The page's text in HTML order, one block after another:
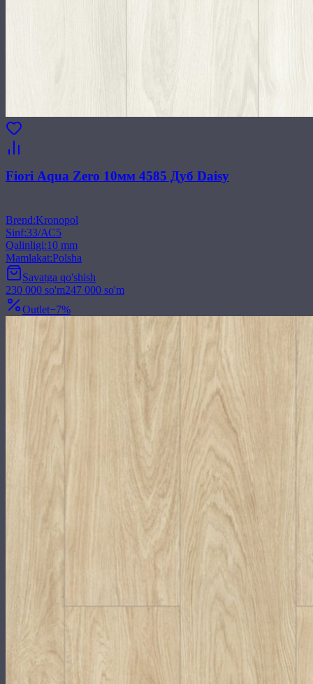
Fiori Aqua Zero 10мм 4585 Дуб Daisy
Brend:Kronopol
Sinf:33/АС5
Qalinligi:10 mm
Mamlakat:Polsha
Savatga qo'shish
230 000 so'm247 000 so'm
Outlet−7%